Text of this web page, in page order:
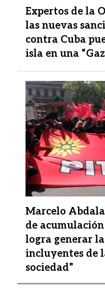
Expertos de la
las nuevas
contra Cuba
isla en una
Imagen
Marcelo
de
logra generar
incluyentes de
sociedad”